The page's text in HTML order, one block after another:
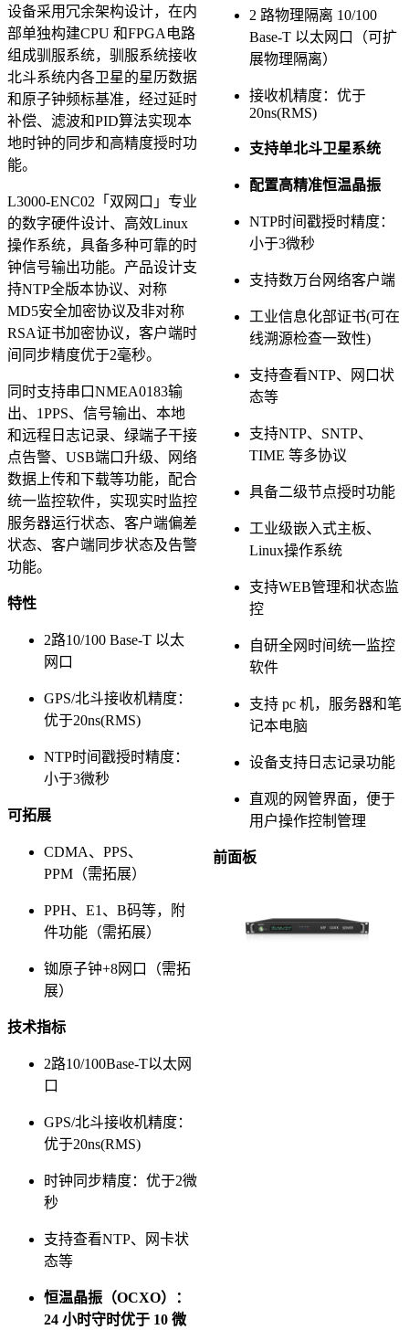
设备采用冗余架构设计，在内
部单独构建CPU 和FPGA电路
组成驯服系统，驯服系统接收
北斗系统内各卫星的星历数据
和原子钟频标基准，经过延时
补偿、滤波和PID算法实现本
地时钟的同步和高精度授时功
能。
L3000-ENC02「双网口」专业
的数字硬件设计、高效Linux
操作系统，具备多种可靠的时
钟信号输出功能。产品设计支
持NTP全版本协议、对称
MD5安全加密协议及非对称
RSA证书加密协议，客户端时
间同步精度优于2毫秒。
同时支持串口NMEA0183输
出、1PPS、信号输出、本地
和远程日志记录、绿端子干接
点告警、USB端口升级、网络
数据上传和下载等功能，配合
统一监控软件，实现实时监控
服务器运行状态、客户端偏差
状态、客户端同步状态及告警
功能。
特性
2路10/100 Base-T 以太
网口
GPS/北斗接收机精度：
优于20ns(RMS)
NTP时间戳授时精度：
小于3微秒
可拓展
CDMA、PPS、
PPM（需拓展）
PPH、E1、B码等，附
件功能（需拓展）
铷原子钟+8网口（需拓
展）
技术指标
2路10/100Base-T以太网
口
GPS/北斗接收机精度：
优于20ns(RMS)
时钟同步精度：优于2微
秒
支持查看NTP、网卡状
态等
恒温晶振（OCXO）：
24 小时守时优于 10 微
2 路物理隔离 10/100
Base-T 以太网口（可扩
展物理隔离）
接收机精度：优于
20ns(RMS)
支持单北斗卫星系统
配置高精准恒温晶振
NTP时间戳授时精度：
小于3微秒
支持数万台网络客户端
工业信息化部证书(可在
线溯源检查一致性)
支持查看NTP、网口状
态等
支持NTP、SNTP、
TIME 等多协议
具备二级节点授时功能
工业级嵌入式主板、
Linux操作系统
支持WEB管理和状态监
控
自研全网时间统一监控
软件
支持 pc 机，服务器和笔
记本电脑
设备支持日志记录功能
直观的网管界面，便于
用户操作控制管理
前面板